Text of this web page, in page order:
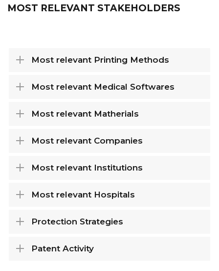
MOST RELEVANT STAKEHOLDERS
Most relevant Printing Methods
Most relevant Medical Softwares
Most relevant Matherials
Most relevant Companies
Most relevant Institutions
Most relevant Hospitals
Protection Strategies
Patent Activity